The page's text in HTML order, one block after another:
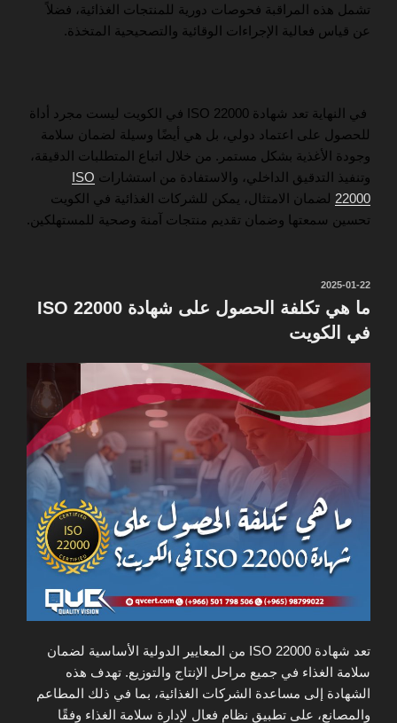
تشمل هذه المراقبة فحوصات دورية للمنتجات الغذائية، فضلاً
عن قياس فعالية الإجراءات الوقائية والتصحيحية المتخذة.
في النهاية تعد شهادة ISO 22000 في الكويت ليست مجرد أداة
للحصول على اعتماد دولي، بل هي أيضًا وسيلة لضمان سلامة
وجودة الأغذية بشكل مستمر. من خلال اتباع المتطلبات الدقيقة،
وتنفيذ التدقيق الداخلي، والاستفادة من استشارات ISO
22000 لضمان الامتثال، يمكن للشركات الغذائية في الكويت
تحسين سمعتها وضمان تقديم منتجات آمنة وصحية للمستهلكين.
نُشر
في
2025-01-22
ما هي تكلفة الحصول على شهادة ISO 22000
في الكويت
تعد شهادة ISO 22000 من المعايير الدولية الأساسية لضمان
سلامة الغذاء في جميع مراحل الإنتاج والتوزيع. تهدف هذه
الشهادة إلى مساعدة الشركات الغذائية، بما في ذلك المطاعم
والمصانع، على تطبيق نظام فعال لإدارة سلامة الغذاء وفقًا